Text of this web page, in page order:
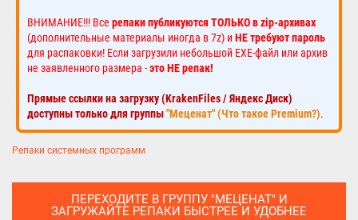
ВНИМАНИЕ!!! Все репаки публикуются ТОЛЬКО в zip-архивах
(дополнительные материалы иногда в 7z) иНЕ требуют пароль
для распаковки! Если загрузили небольшой EXE-файл или архив
не заявленного размера -это НЕ репак!
Прямые ссылки на загрузку (KrakenFiles / Яндекс Диск)
доступны только для группы"Меценат" (Что такое Premium?).
Репаки системных программ
ПЕРЕХОДИТЕ В ГРУППУ "МЕЦЕНАТ" И
ЗАГРУЖАЙТЕ РЕПАКИ БЫСТРЕЕ И УДОБНЕЕ